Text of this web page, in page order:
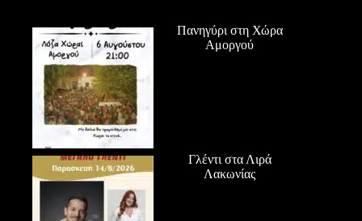
Πανηγύρι στη Χώρα
Αμοργού
Γλέντι στα Λιρά
Λακωνίας